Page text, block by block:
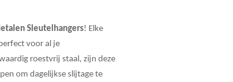
Sleutelhangers! Elke
voor al je
roestvrij staal, zijn deze
om dagelijkse slijtage te